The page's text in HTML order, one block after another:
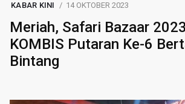
KABAR KINI 14 OKTOBER 2023
Meriah, Safari Bazaar
KOMBIS Putaran Ke-6
Bintang